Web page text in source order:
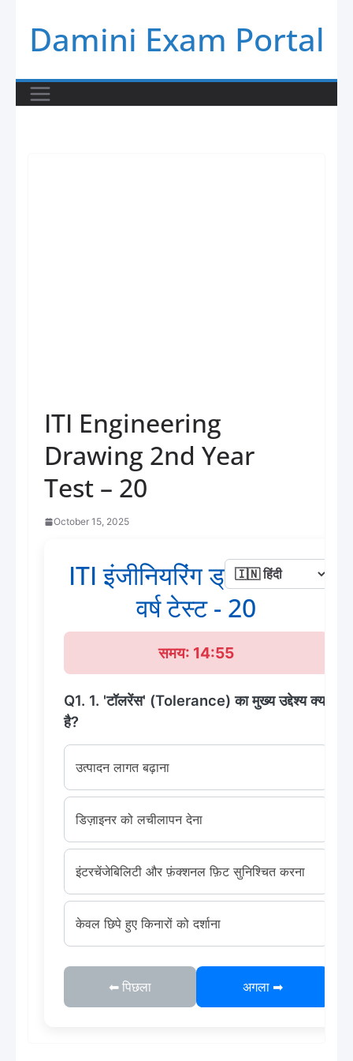
content
Damini Exam Portal
ITI Engineering
Drawing 2nd Year
Test – 20
October 15, 2025
ITI इंजीनियरिंग ड्राइंग द्वितीय
वर्ष टेस्ट - 20
समय: 14:55
Q1. 1. 'टॉलरेंस' (Tolerance) का मुख्य उद्देश्य क्या
है?
उत्पादन लागत बढ़ाना
डिज़ाइनर को लचीलापन देना
इंटरचेंजेबिलिटी और फ़ंक्शनल फ़िट सुनिश्चित करना
केवल छिपे हुए किनारों को दर्शाना
⬅ पिछला अगला ➡